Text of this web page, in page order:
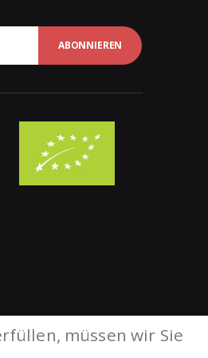
müssen wir Sie
ABONNIEREN